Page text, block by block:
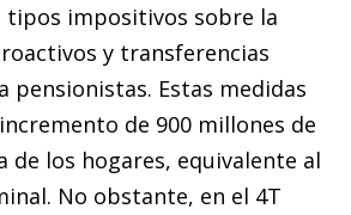
tipos impositivos sobre la
y transferencias
pensionistas. Estas medidas
de 900 millones de
de los hogares, equivalente al
No obstante, en el 4T